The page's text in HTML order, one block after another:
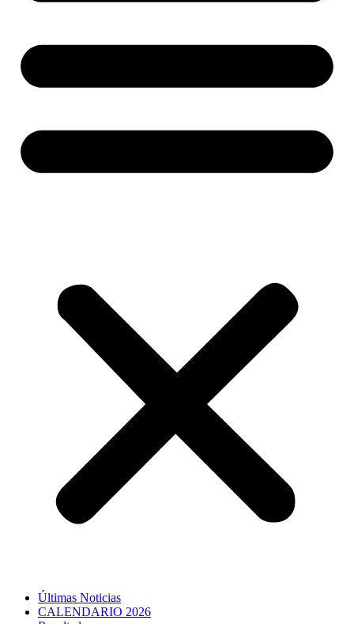
Últimas Noticias
CALENDARIO 2026